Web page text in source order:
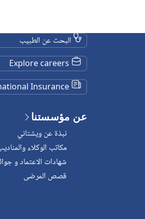
البحث عن الطبيب
عن مؤسستنا
نبذة عن ويشتاني
مكاتب الوكلاء
شهادات الاعتماد و
قصص المرضى